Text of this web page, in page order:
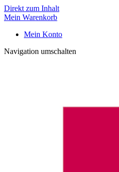
Direkt zum Inhalt
Mein Warenkorb
Mein Konto
Navigation umschalten